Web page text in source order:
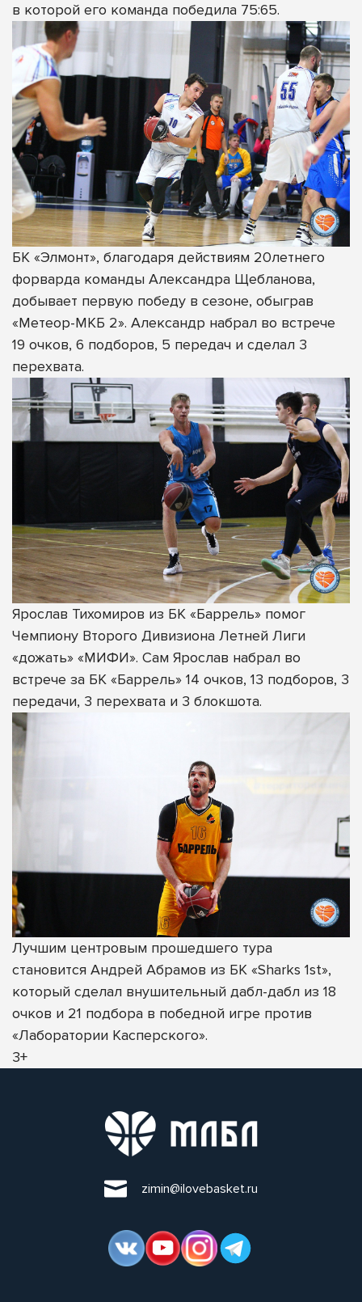
в которой его команда победила 75:65.
БК «Элмонт», благодаря действиям 20летнего
форварда команды Александра Щебланова,
добывает первую победу в сезоне, обыграв
«Метеор-МКБ 2». Александр набрал во встрече
19 очков, 6 подборов, 5 передач и сделал 3
перехвата.
Ярослав Тихомиров из БК «Баррель» помог
Чемпиону Второго Дивизиона Летней Лиги
«дожать» «МИФИ». Сам Ярослав набрал во
встрече за БК «Баррель» 14 очков, 13 подборов, 3
передачи, 3 перехвата и 3 блокшота.
Лучшим центровым прошедшего тура
становится Андрей Абрамов из БК «Sharks 1st»,
который сделал внушительный дабл-дабл из 18
очков и 21 подбора в победной игре против
«Лаборатории Касперского».
3+
zimin@ilovebasket.ru